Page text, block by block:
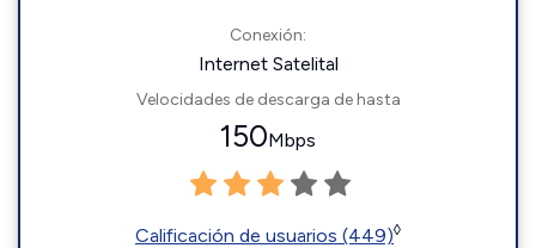
Conexión:
Internet Satelital
Velocidades de descarga de hasta
150Mbps
Calificación de usuarios (449)◊